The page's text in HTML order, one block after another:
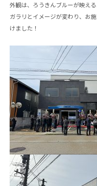
外観は、ろうきんブルーが映え
ガラリとイメージが変わり、お
けました！